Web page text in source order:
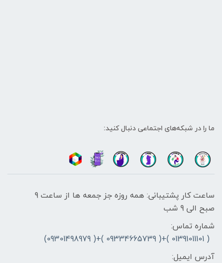
ما را در شبکه‌های اجتماعی دنبال کنید:
ساعت کار پشتیبانی: همه روزه جز جمعه ها از ساعت 9
صبح الی 9 شب
شماره تماس:
( 01391011101 )+( 09334665739 )+( 09301498979)
آدرس ایمیل: